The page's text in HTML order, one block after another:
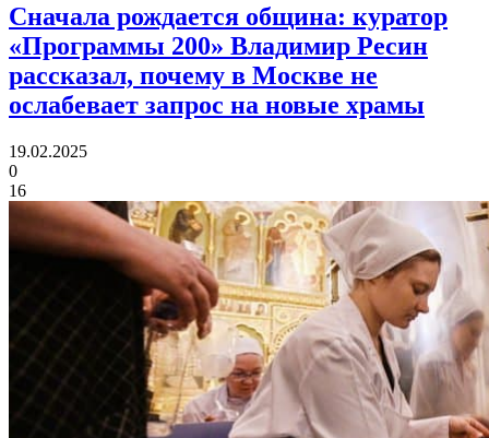
Сначала рождается община: куратор
«Программы 200» Владимир Ресин
рассказал, почему в Москве не
ослабевает запрос на новые храмы
19.02.2025
0
16